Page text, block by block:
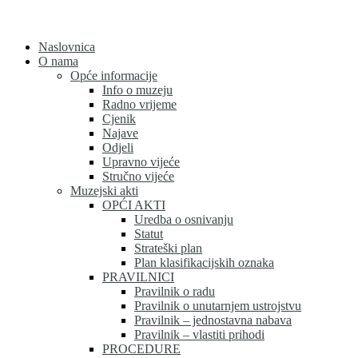
contentNaslovnica
O nama
Opće informacije
Info o muzeju
Radno vrijeme
Cjenik
Najave
Odjeli
Upravno vijeće
Stručno vijeće
Muzejski akti
OPĆI AKTI
Uredba o osnivanju
Statut
Strateški plan
Plan klasifikacijskih oznaka
PRAVILNICI
Pravilnik o radu
Pravilnik o unutarnjem ustrojstvu
Pravilnik – jednostavna nabava
Pravilnik – vlastiti prihodi
PROCEDURE